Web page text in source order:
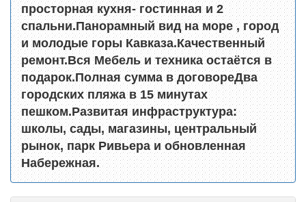
просторная кухня- гостинная и 2
спальни.Панорамный вид на море , город
и молодые горы Кавказа.Качественный
ремонт.Вся Мебель и техника остаётся в
подарок.Полная сумма в договореДва
городских пляжа в 15 минутах
пешком.Развитая инфраструктура:
школы, сады, магазины, центральный
рынок, парк Ривьера и обновленная
Набережная.